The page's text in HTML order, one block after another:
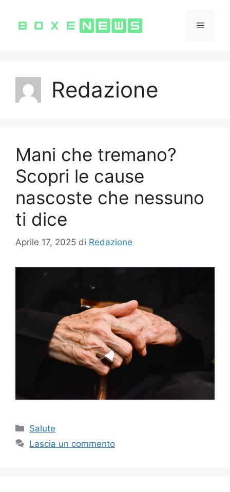
contenuto
Menu
Redazione
Mani che tremano?
Scopri le cause
nascoste che nessuno
ti dice
Aprile 17, 2025 di Redazione
Categorie
Salute
Lascia un commento